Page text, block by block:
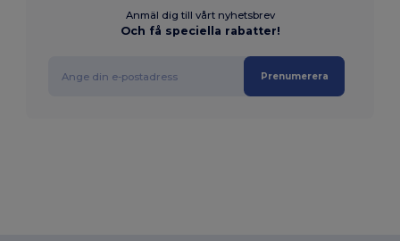
Anmäl dig till vårt nyhetsbrev
Och få speciella rabatter!
Prenumerera